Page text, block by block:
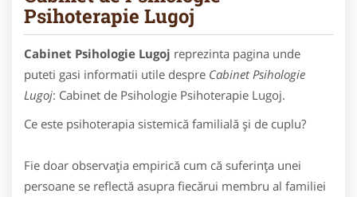
Psihoterapie Lugoj
Cabinet Psihologie Lugoj reprezinta pagina unde
puteti gasi informatii utile despre Cabinet Psihologie
Lugoj: Cabinet de Psihologie Psihoterapie Lugoj.
Ce este psihoterapia sistemică familială şi de cuplu?
Fie doar observaţia empirică cum că suferinţa unei
persoane se reflectă asupra fiecărui membru al familiei